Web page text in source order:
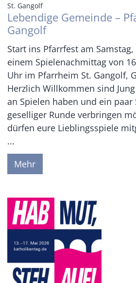
St. Gangolf:
Lebendige Gemeinde –
Gangolf
Start ins Pfarrfest am
einem Spielenachmittag von
Uhr im Pfarrheim St. Gangolf,
Herzlich Willkommen sind
an Spielen haben und ein paar
geselliger Runde verbringen
dürfen eure Lieblingsspiele
...
Mehr